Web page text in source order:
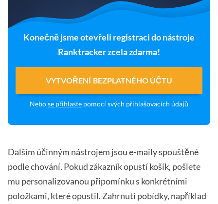
Konečně jsme otevřeli registraci do nástroje
Ranktracker zcela zdarma!
VYTVOŘENÍ BEZPLATNÉHO ÚČTU
Nebose přihlaste pomocí svých přihlašovacích údajů
Dalším účinným nástrojem jsou e-maily spouštěné
podle chování. Pokud zákazník opustí košík, pošlete
mu personalizovanou připomínku s konkrétními
položkami, které opustil. Zahrnutí pobídky, například